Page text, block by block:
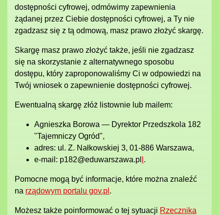
dostępności cyfrowej, odmówimy zapewnienia
żądanej przez Ciebie dostępności cyfrowej, a Ty nie
zgadzasz się z tą odmową, masz prawo złożyć skargę.
Skargę masz prawo złożyć także, jeśli nie zgadzasz
się na skorzystanie z alternatywnego sposobu
dostępu, który zaproponowaliśmy Ci w odpowiedzi na
Twój wniosek o zapewnienie dostępności cyfrowej.
Ewentualną skargę złóż listownie lub mailem:
Agnieszka Borowa — Dyrektor Przedszkola 182
"Tajemniczy Ogród",
adres: ul. Z. Nałkowskiej 3, 01-886 Warszawa,
e-mail: p182@eduwarszawa.pl .
Pomocne mogą być informacje, które można znaleźć
na rządowym portalu gov.pl .
Możesz także poinformować o tej sytuacji Rzecznika